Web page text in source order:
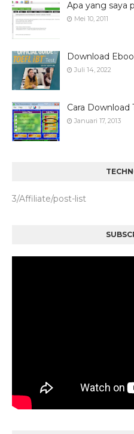
Apa yang saya
Mei 10, 2011
Download
Juli 14, 2022
Cara
Januari 17, 2013
3/Affiliate/post-list